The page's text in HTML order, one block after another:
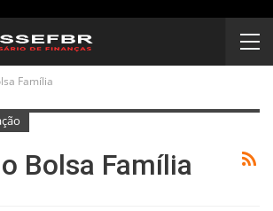
Família
Bolsa Família